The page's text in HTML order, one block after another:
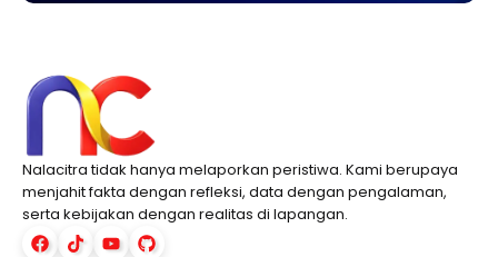
Nalacitra tidak hanya melaporkan peristiwa. Kami berupaya
menjahit fakta dengan refleksi, data dengan pengalaman,
serta kebijakan dengan realitas di lapangan.